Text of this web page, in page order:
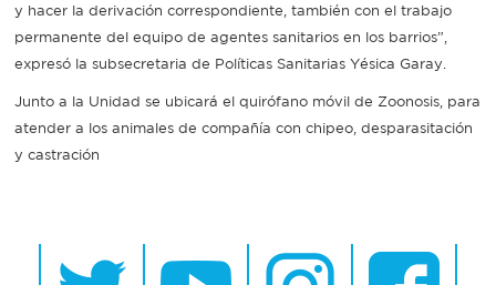
y hacer la derivación correspondiente, también con el trabajo
permanente del equipo de agentes sanitarios en los barrios”,
expresó la subsecretaria de Políticas Sanitarias Yésica Garay.
Junto a la Unidad se ubicará el quirófano móvil de Zoonosis, para
atender a los animales de compañía con chipeo, desparasitación
y castración